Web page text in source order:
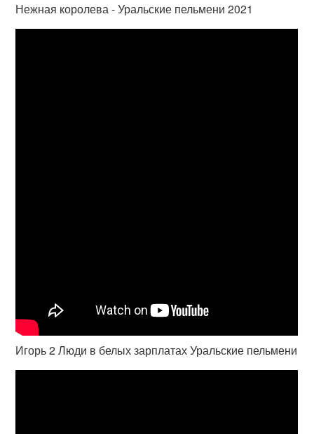
Нежная королева - Уральские пельмени 2021
Игорь 2 Люди в белых зарплатах Уральские пельмени